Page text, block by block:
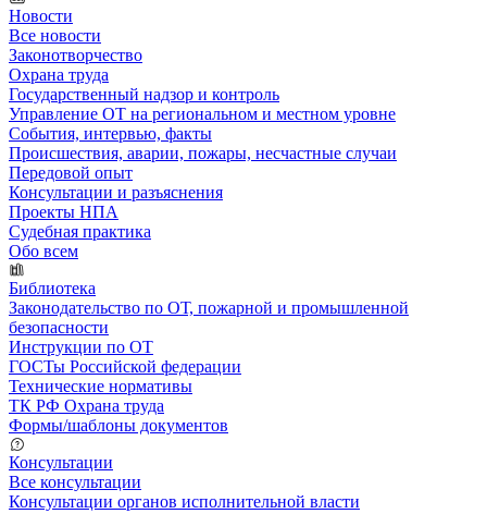
Новости
Все новости
Законотворчество
Охрана труда
Государственный надзор и контроль
Управление ОТ на региональном и местном уровне
События, интервью, факты
Происшествия, аварии, пожары, несчастные случаи
Передовой опыт
Консультации и разъяснения
Проекты НПА
Судебная практика
Обо всем
Библиотека
Законодательство по ОТ, пожарной и промышленной
безопасности
Инструкции по ОТ
ГОСТы Российской федерации
Технические нормативы
ТК РФ Охрана труда
Формы/шаблоны документов
Консультации
Все консультации
Консультации органов исполнительной власти